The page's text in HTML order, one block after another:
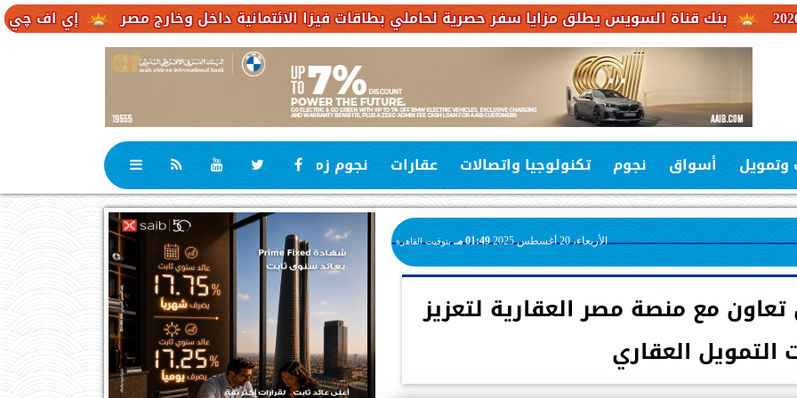
إي اف چي فاينانس قناة السويس يطلق مزايا سفر حصرية لحاملي بطاقات فيزا الائتمانية داخل وخارج مصر
وتمويل أسواق نجوم تكنولوجيا واتصالات عقارات نجوم زمان رياضة
الأربعاء، 20 أغسطس 2025 01:49 مـ بتوقيت القاهرة
مع منصة مصر العقارية لتعزيز
التمويل العقاري